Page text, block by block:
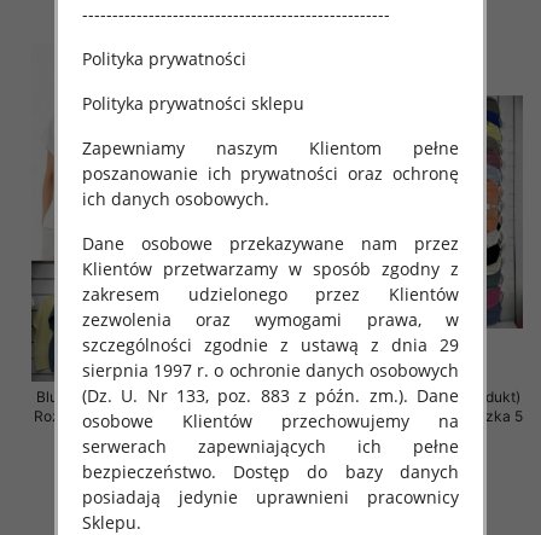
Bluzki damskie (Włoskie produkt)
Roz Standard, Mix Kolor Paczka 5
29.00 zł
szczegóły
Bluzki damskie (Włoskie produkt)
Roz Standard, Mix Kolor Paczka 5
szt
29.00 zł
szczegóły
---------------------------------------------------
Polityka prywatności
Polityka prywatności sklepu
Zapewniamy naszym Klientom pełne
poszanowanie ich prywatności oraz ochronę
ich danych osobowych.
Dane osobowe przekazywane nam przez
Klientów przetwarzamy w sposób zgodny z
zakresem udzielonego przez Klientów
zezwolenia oraz wymogami prawa, w
szczególności zgodnie z ustawą z dnia 29
sierpnia 1997 r. o ochronie danych osobowych
(Dz. U. Nr 133, poz. 883 z późn. zm.). Dane
osobowe Klientów przechowujemy na
serwerach zapewniających ich pełne
bezpieczeństwo. Dostęp do bazy danych
posiadają jedynie uprawnieni pracownicy
Sklepu.